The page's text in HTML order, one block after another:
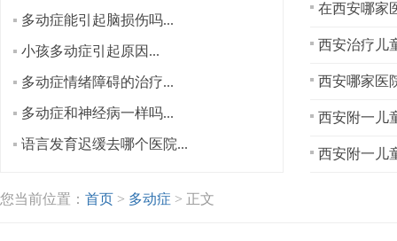
多动症能引起脑损伤吗...
小孩多动症引起原因...
多动症情绪障碍的治疗...
多动症和神经病一样吗...
语言发育迟缓去哪个医院...
在西安哪家
西安治疗儿
西安附一儿
西安附一儿
您当前位置： 首页 > 多动症 > 正文